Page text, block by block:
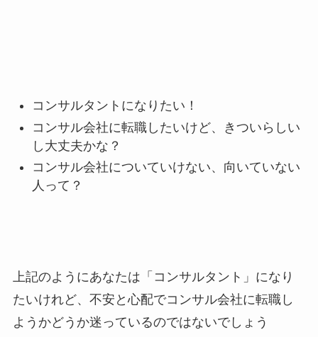
コンサルタントになりたい！
コンサル会社に転職したいけど、きついらしい
し大丈夫かな？
コンサル会社についていけない、向いていない
人って？
上記のようにあなたは「コンサルタント」になり
たいけれど、不安と心配でコンサル会社に転職し
ようかどうか迷っているのではないでしょう